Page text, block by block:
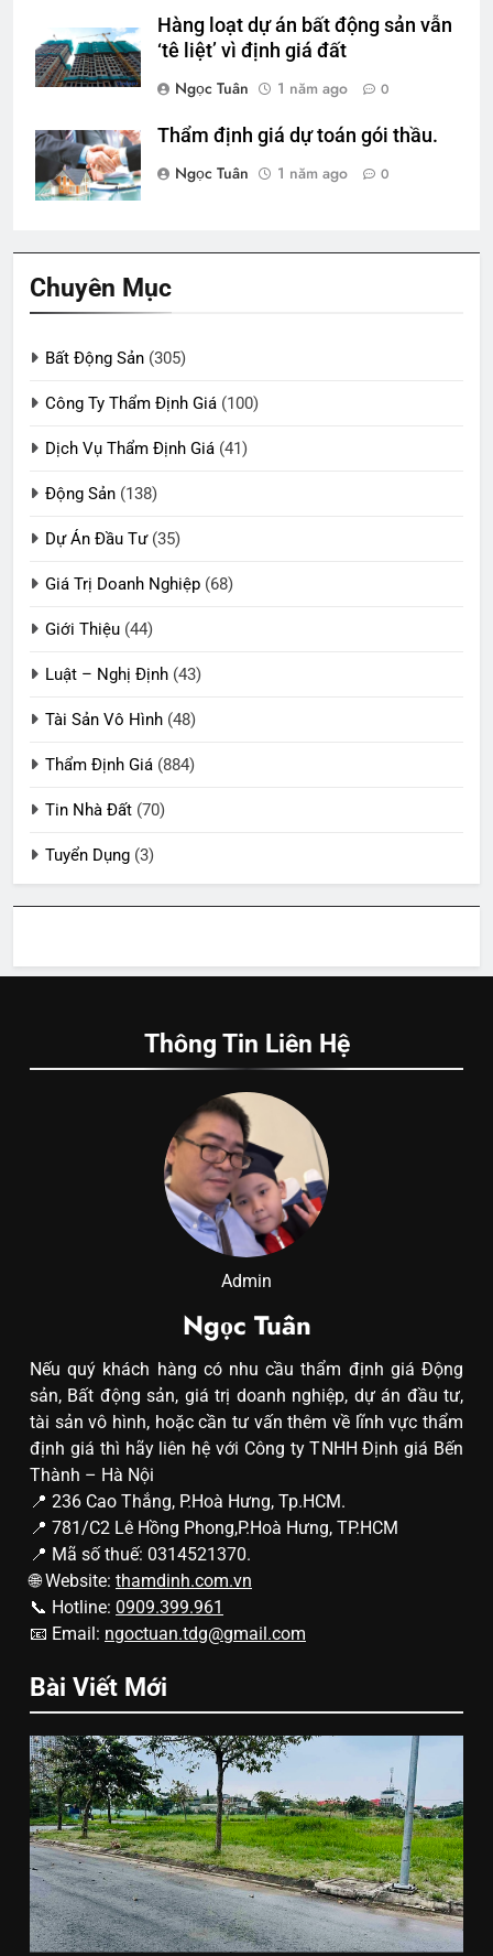
Hàng loạt dự án bất động sản vẫn
‘tê liệt’ vì định giá đất
Ngọc Tuân
1 năm ago 0
Thẩm định giá dự toán gói thầu.
Ngọc Tuân
1 năm ago 0
Chuyên Mục
Bất Động Sản (305)
Công Ty Thẩm Định Giá (100)
Dịch Vụ Thẩm Định Giá (41)
Động Sản (138)
Dự Án Đầu Tư(35)
Giá Trị Doanh Nghiệp (68)
Giới Thiệu (44)
Luật – Nghị Định (43)
Tài Sản Vô Hình (48)
Thẩm Định Giá (884)
Tin Nhà Đất (70)
Tuyển Dụng (3)
Thông Tin Liên Hệ
Admin
Ngọc Tuân
Nếu quý khách hàng có nhu cầu thẩm định giá Động
sản, Bất động sản, giá trị doanh nghiệp, dự án đầu tư,
tài sản vô hình, hoặc cần tư vấn thêm về lĩnh vực thẩm
định giá thì hãy liên hệ với Công ty TNHH Định giá Bến
Thành – Hà Nội
📍 236 Cao Thắng, P.Hoà Hưng, Tp.HCM.
📍 781/C2 Lê Hồng Phong,P.Hoà Hưng, TP.HCM
📍 Mã số thuế: 0314521370.
🌐 Website: thamdinh.com.vn
📞 Hotline: 0909.399.961
📧 Email: ngoctuan.tdg@gmail.com
Bài Viết Mới